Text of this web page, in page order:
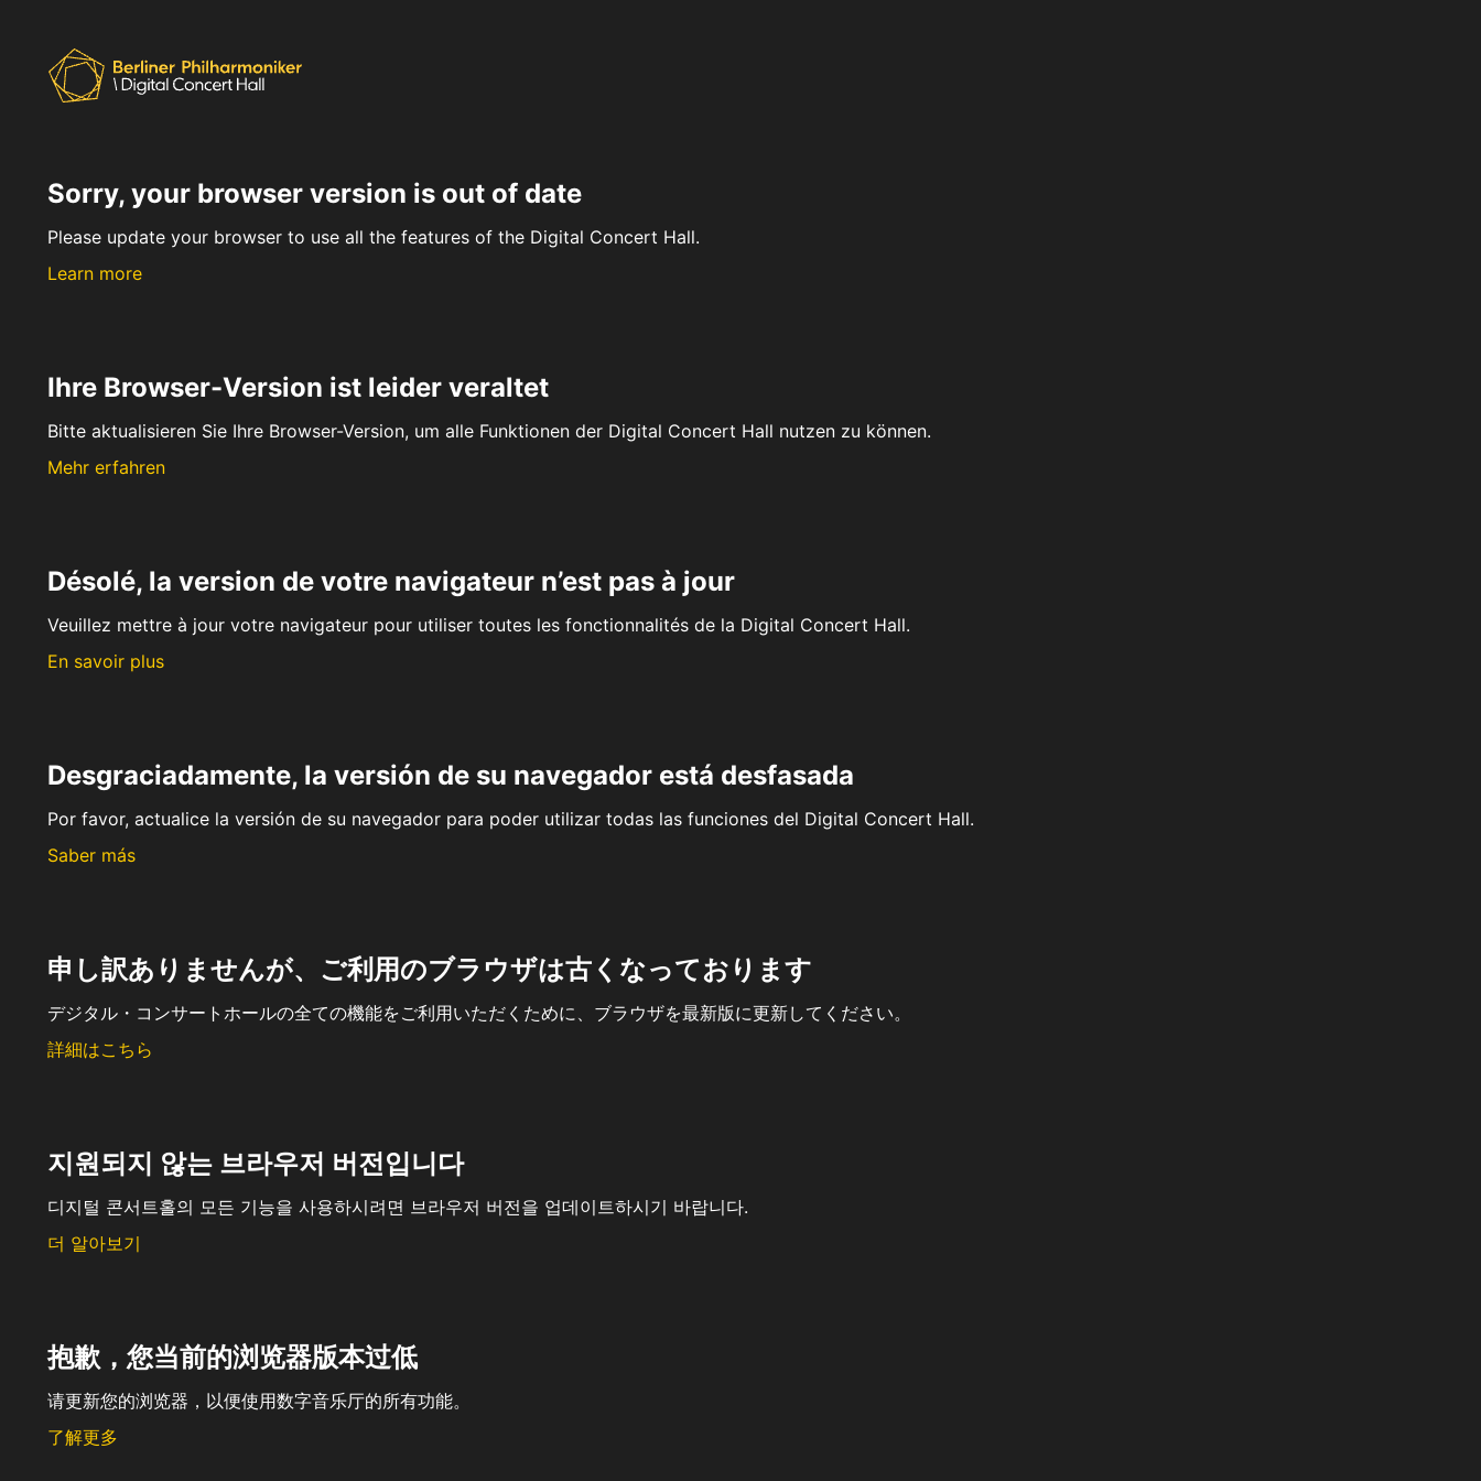
Sorry, your browser version is out of date
Please update your browser to use all the features of the Digital Concert Hall.
Learn more
Ihre Browser-Version ist leider veraltet
Bitte aktualisieren Sie Ihre Browser-Version, um alle Funktionen der Digital Concert Hall nutzen zu können.
Mehr erfahren
Désolé, la version de votre navigateur n’est pas à jour
Veuillez mettre à jour votre navigateur pour utiliser toutes les fonctionnalités de la Digital Concert Hall.
En savoir plus
Desgraciadamente, la versión de su navegador está desfasada
Por favor, actualice la versión de su navegador para poder utilizar todas las funciones del Digital Concert Hall.
Saber más
申し訳ありませんが、ご利用のブラウザは古くなっております
デジタル・コンサートホールの全ての機能をご利用いただくために、ブラウザを最新版に更新してください。
詳細はこちら
지원되지 않는 브라우저 버전입니다
디지털 콘서트홀의 모든 기능을 사용하시려면 브라우저 버전을 업데이트하시기 바랍니다.
더 알아보기
抱歉，您当前的浏览器版本过低
请更新您的浏览器，以便使用数字音乐厅的所有功能。
了解更多